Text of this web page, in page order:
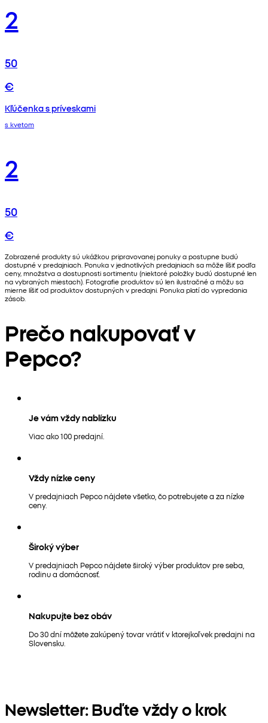
2
50
€
Kľúčenka s príveskami
s kvetom
2
50
€
Zobrazené produkty sú ukážkou pripravovanej ponuky a postupne budú
dostupné v predajniach. Ponuka v jednotlivých predajniach sa môže líšiť podľa
ceny, množstva a dostupnosti sortimentu (niektoré položky budú dostupné len
na vybraných miestach). Fotografie produktov sú len ilustračné a môžu sa
mierne líšiť od produktov dostupných v predajni. Ponuka platí do vypredania
zásob.
Prečo nakupovať v
Pepco?
Je vám vždy nablízku
Viac ako 100 predajní.
Vždy nízke ceny
V predajniach Pepco nájdete všetko, čo potrebujete a za nízke
ceny.
Široký výber
V predajniach Pepco nájdete široký výber produktov pre seba,
rodinu a domácnosť.
Nakupujte bez obáv
Do 30 dní môžete zakúpený tovar vrátiť v ktorejkoľvek predajni na
Slovensku.
Newsletter: Buďte vždy o krok